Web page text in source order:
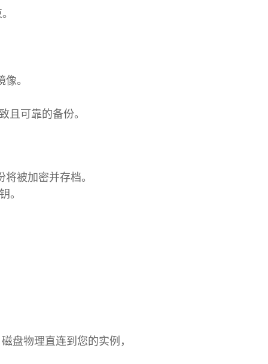
。
且可靠的备份。
被加密并存档。
。
盘物理直连到您的实例，